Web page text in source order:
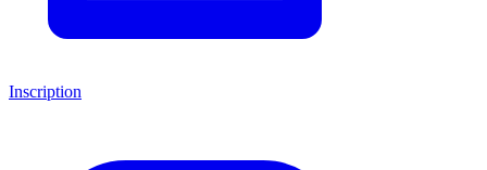
Inscription